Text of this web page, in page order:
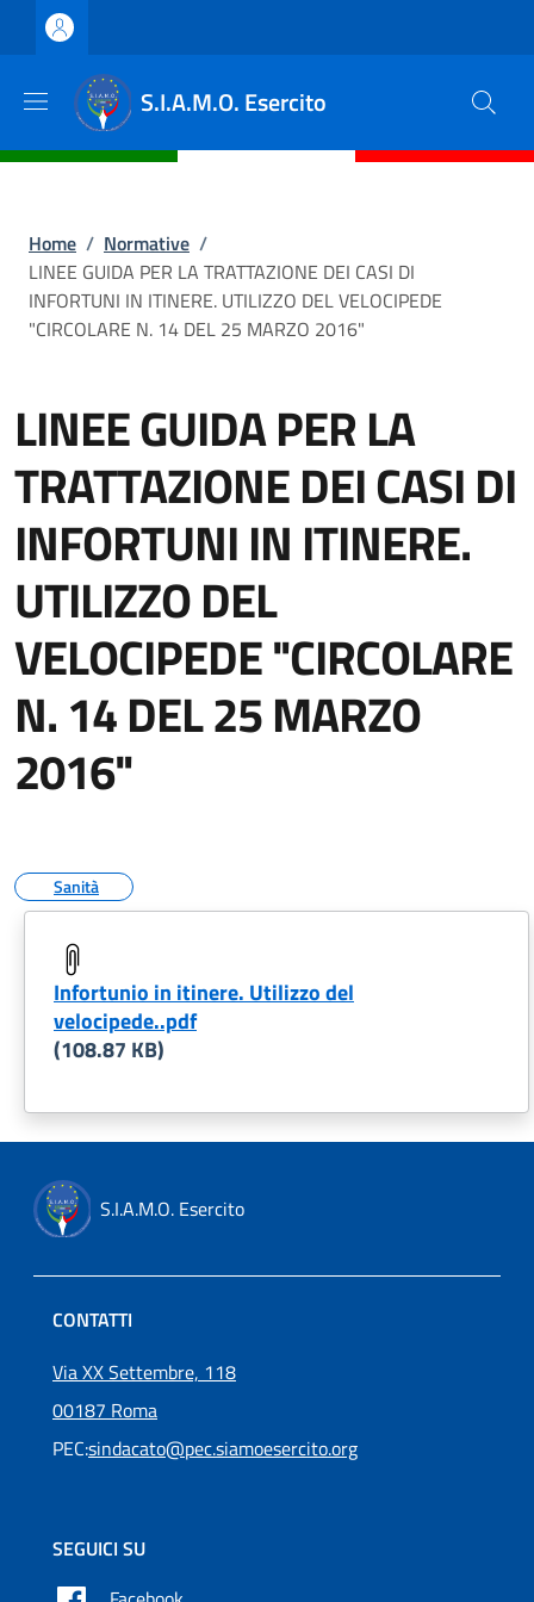
Salta al contenuto principale
Skip to footer content
S.I.A.M.O. Esercito
Briciole di pane
Home / Normative /
LINEE GUIDA PER LA TRATTAZIONE DEI CASI DI
INFORTUNI IN ITINERE. UTILIZZO DEL VELOCIPEDE
"CIRCOLARE N. 14 DEL 25 MARZO 2016"
LINEE GUIDA PER LA
TRATTAZIONE DEI CASI DI
INFORTUNI IN ITINERE.
UTILIZZO DEL
VELOCIPEDE "CIRCOLARE
N. 14 DEL 25 MARZO
2016"
Sanità
Infortunio in itinere. Utilizzo del
velocipede..pdf
(108.87 KB)
S.I.A.M.O. Esercito
CONTATTI
Via XX Settembre, 118
00187 Roma
PEC:sindacato@pec.siamoesercito.org
SEGUICI SU